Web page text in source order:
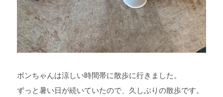
ボンちゃんは涼しい時間帯に散歩に行きました。
ずっと暑い日が続いていたので、久しぶりの散歩です。